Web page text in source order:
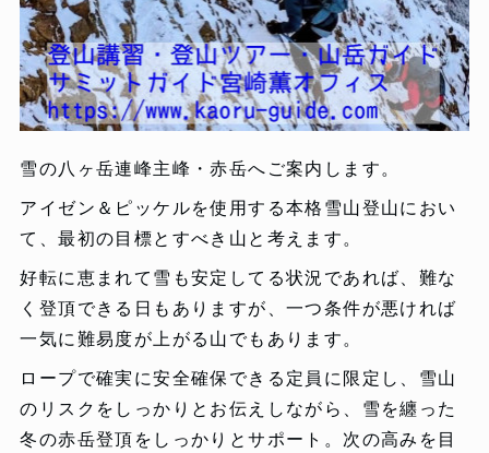
雪の八ヶ岳連峰主峰・赤岳へご案内します。
アイゼン＆ピッケルを使用する本格雪山登山におい
て、最初の目標とすべき山と考えます。
好転に恵まれて雪も安定してる状況であれば、難な
く登頂できる日もありますが、一つ条件が悪ければ
一気に難易度が上がる山でもあります。
ロープで確実に安全確保できる定員に限定し、雪山
のリスクをしっかりとお伝えしながら、雪を纏った
冬の赤岳登頂をしっかりとサポート。次の高みを目